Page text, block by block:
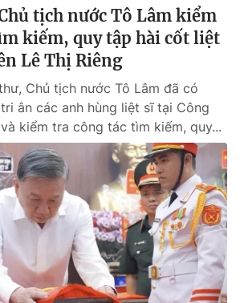
tịch nước Tô Lâm kiểm
kiếm, quy tập hài cốt liệt
Lê Thị Riêng
Chủ tịch nước Tô Lâm đã có
ân các anh hùng liệt sĩ tại Công
kiểm tra công tác tìm kiếm, quy...